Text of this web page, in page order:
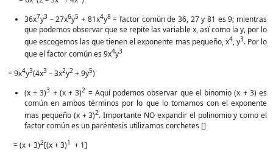
36x7y3 – 27x6y5 + 81x4y8= factor común de 36, 27 y 81 es 9; mientras
que podemos observar que se repite las variable x, así como la y, por lo
que escogemos las que tienen el exponente mas pequeño, x4, y3. Por lo
que el factor común es 9x4y3
= 9x4y3(4x3 – 3x2y2 + 9y5)
(x + 3)3 + (x + 3)2 = Aquí podemos observar que el binomio (x + 3) es
común en ambos términos por lo que lo tomamos con el exponente
mas pequeño (x + 3)2. Importante NO expandir el polinomio y como el
factor común es un paréntesis utilizamos corchetes []
= (x + 3)2[(x + 3)1 + 1]